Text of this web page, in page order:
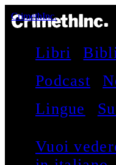
CrimethInc.
Libri
Podcast
Lingue
Vuoi